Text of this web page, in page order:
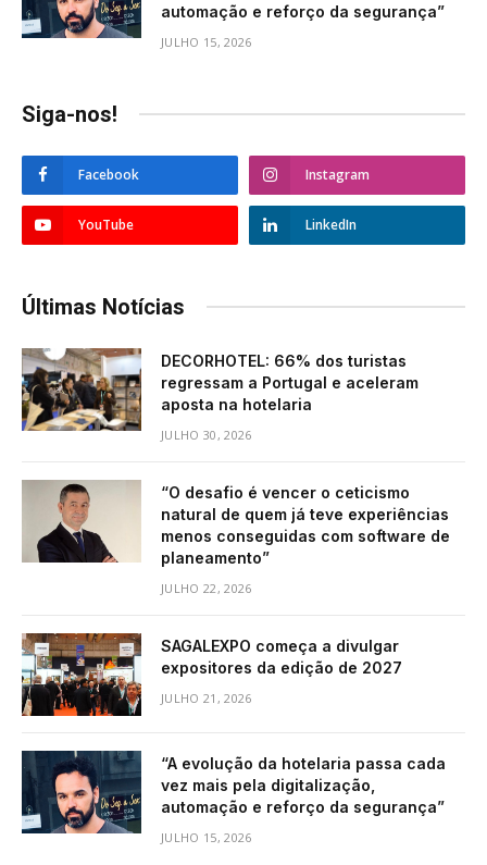
automação e reforço da segurança”
JULHO 15, 2026
Siga-nos!
Facebook Instagram
YouTube LinkedIn
Últimas Notícias
DECORHOTEL: 66% dos turistas
regressam a Portugal e aceleram
aposta na hotelaria
JULHO 30, 2026
“O desafio é vencer o ceticismo
natural de quem já teve experiências
menos conseguidas com software de
planeamento”
JULHO 22, 2026
SAGALEXPO começa a divulgar
expositores da edição de 2027
JULHO 21, 2026
“A evolução da hotelaria passa cada
vez mais pela digitalização,
automação e reforço da segurança”
JULHO 15, 2026